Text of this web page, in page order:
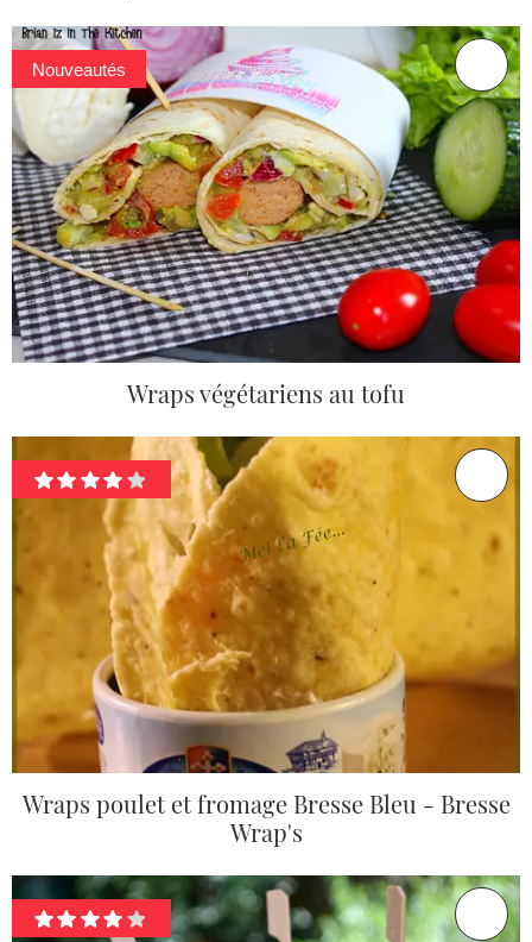
Nouveautés
Wraps végétariens au tofu
Wraps poulet et fromage Bresse Bleu - Bresse
Wrap's